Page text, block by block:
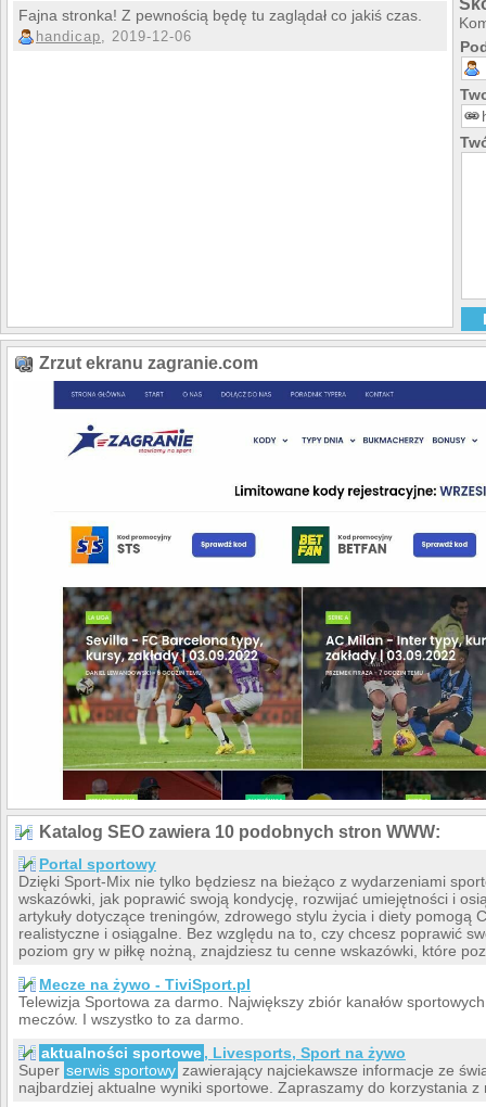
Fajna stronka! Z pewnością będę tu zaglądał co jakiś czas.
handicap, 2019-12-06
Zrzut ekranu zagranie.com
Katalog SEO zawiera 10 podobnych stron WWW:
Portal sportowy
Dzięki Sport-Mix nie tylko będziesz na bieżąco z wydarzeniami
wskazówki, jak poprawić swoją kondycję, rozwijać umiejętności i
artykuły dotyczące treningów, zdrowego stylu życia i diety pomogą
realistyczne i osiągalne. Bez względu na to, czy chcesz poprawić
poziom gry w piłkę nożną, znajdziesz tu cenne wskazówki, które
Mecze na żywo - TiviSport.pl
Telewizja Sportowa za darmo. Największy zbiór kanałów
meczów. I wszystko to za darmo.
aktualności sportowe, Livesports, Sport na żywo
Super serwis sportowy zawierający najciekawsze informacje ze
najbardziej aktualne wyniki sportowe. Zapraszamy do korzystania z